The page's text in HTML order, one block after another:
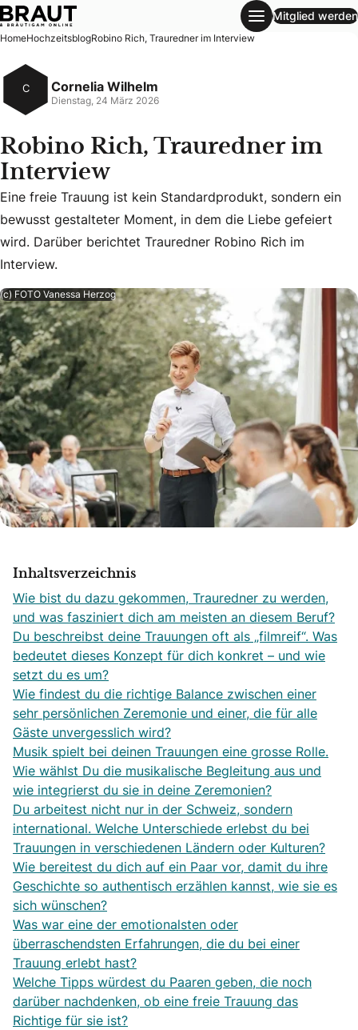
Robino Rich, Trauredner im Interview
Mitglied werden
HomeHochzeitsblogRobino Rich, Trauredner im Interview
C Cornelia Wilhelm
Dienstag, 24 März 2026
Robino Rich, Trauredner im
Interview
Eine freie Trauung ist kein Standardprodukt, sondern ein
Eine freie Trauung ist kein Standardprodukt, sondern ein
bewusst gestalteter Moment, in dem die Liebe gefeiert
wird. Darüber berichtet Trauredner Robino Rich im
Interview.
(c) FOTO Vanessa Herzog
Inhaltsverzeichnis
Wie bist du dazu gekommen, Trauredner zu werden,
und was fasziniert dich am meisten an diesem Beruf?
Du beschreibst deine Trauungen oft als „filmreif“. Was
bedeutet dieses Konzept für dich konkret – und wie
setzt du es um?
Wie findest du die richtige Balance zwischen einer
sehr persönlichen Zeremonie und einer, die für alle
Gäste unvergesslich wird?
Musik spielt bei deinen Trauungen eine grosse Rolle.
Wie wählst Du die musikalische Begleitung aus und
wie integrierst du sie in deine Zeremonien?
Du arbeitest nicht nur in der Schweiz, sondern
international. Welche Unterschiede erlebst du bei
Trauungen in verschiedenen Ländern oder Kulturen?
Wie bereitest du dich auf ein Paar vor, damit du ihre
Geschichte so authentisch erzählen kannst, wie sie es
sich wünschen?
Was war eine der emotionalsten oder
überraschendsten Erfahrungen, die du bei einer
Trauung erlebt hast?
Welche Tipps würdest du Paaren geben, die noch
darüber nachdenken, ob eine freie Trauung das
Richtige für sie ist?